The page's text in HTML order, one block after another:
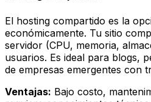
El hosting compartido es la
económicamente. Tu sitio
servidor (CPU, memoria,
usuarios. Es ideal para blogs,
de empresas emergentes con
Ventajas: Bajo costo,